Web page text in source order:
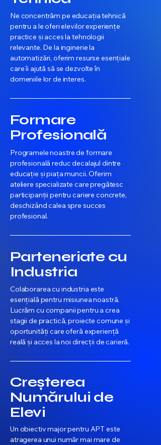
Ne concentrăm pe educația tehnică
pentru a le oferi elevilor experiențe
practice și acces la tehnologii
relevante. De la inginerie la
automatizări, oferim resurse esențiale
care îi ajută să se dezvolte în
domeniile lor de interes.
Formare
Profesională
Programele noastre de formare
profesională reduc decalajul dintre
educație și piața muncii. Oferim
ateliere specializate care pregătesc
participanții pentru cariere concrete,
deschizând calea spre succes
profesional.
Parteneriate cu
Industria
Colaborarea cu industria este
esențială pentru misiunea noastră.
Lucrăm cu companii pentru a crea
stagii de practică, proiecte comune și
oportunități care oferă experiență
reală și acces la noi direcții de carieră.
Creșterea
Numărului de
Elevi
Un obiectiv major pentru APT este
atragerea unui număr mai mare de